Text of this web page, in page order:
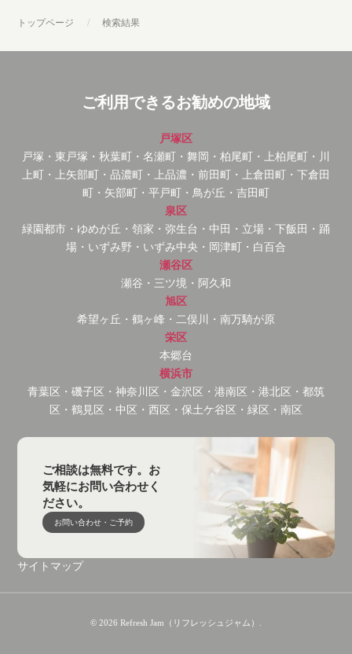
トップページ 検索結果
ご利用できるお勧めの地域
戸塚区
戸塚・東戸塚・秋葉町・名瀬町・舞岡・柏尾町・上柏尾町・川
上町・上矢部町・品濃町・上品濃・前田町・上倉田町・下倉田
町・矢部町・平戸町・鳥が丘・吉田町
泉区
緑園都市・ゆめが丘・領家・弥生台・中田・立場・下飯田・踊
場・いずみ野・いずみ中央・岡津町・白百合
瀬谷区
瀬谷・三ツ境・阿久和
旭区
希望ヶ丘・鶴ヶ峰・二俣川・南万騎が原
栄区
本郷台
横浜市
青葉区・磯子区・神奈川区・金沢区・港南区・港北区・都筑
区・鶴見区・中区・西区・保土ケ谷区・緑区・南区
ご相談は無料です。お
気軽にお問い合わせく
ださい。
お問い合わせ・ご予約
サイトマップ
© 2026 Refresh Jam（リフレッシュジャム）.